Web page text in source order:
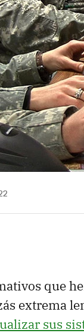
que
extrema
sus